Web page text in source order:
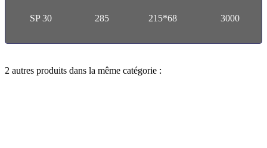
SP 30 285 215*68 3000
2 autres produits dans la même catégorie :